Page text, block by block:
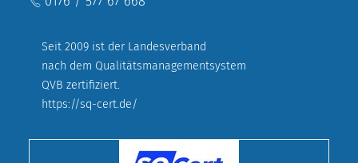
Seit 2009 ist der Landesverband
nach dem Qualitätsmanagementsystem
QVB zertifiziert.
https://sq-cert.de/